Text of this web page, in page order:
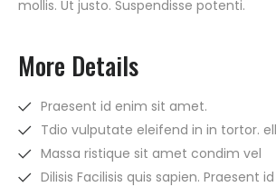
mollis. Ut justo. Suspendisse potenti.
More Details
Praesent id enim sit amet.
Tdio vulputate eleifend in in tortor.
Massa ristique sit amet condim vel
Dilisis Facilisis quis sapien. Praesent